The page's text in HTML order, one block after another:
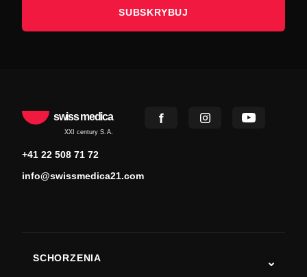
SUBSKRYBUJ
swiss medica
XXI century S.A.
+41 22 508 71 72
info@swissmedica21.com
SCHORZENIA